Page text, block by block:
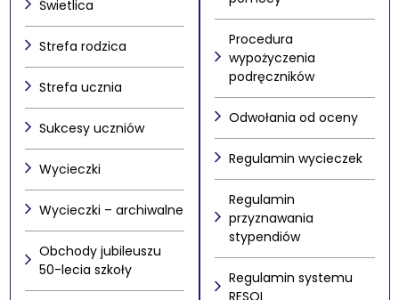
Świetlica
Strefa rodzica
Strefa ucznia
Sukcesy uczniów
Wycieczki
Wycieczki – archiwalne
Obchody jubileuszu
50-lecia szkoły
Procedura
wypożyczenia
podręczników
Odwołania od oceny
Regulamin wycieczek
Regulamin
przyznawania
stypendiów
Regulamin systemu